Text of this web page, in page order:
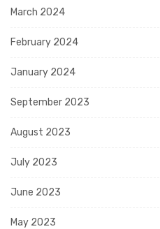
March 2024
February 2024
January 2024
September 2023
August 2023
July 2023
June 2023
May 2023